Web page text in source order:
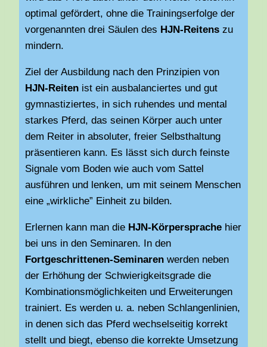
optimal gefördert, ohne die Trainingserfolge der
vorgenannten drei Säulen des HJN-Reitens zu
mindern.
Ziel der Ausbildung nach den Prinzipien von
HJN-Reiten ist ein ausbalanciertes und gut
gymnastiziertes, in sich ruhendes und mental
starkes Pferd, das seinen Körper auch unter
dem Reiter in absoluter, freier Selbsthaltung
präsentieren kann. Es lässt sich durch feinste
Signale vom Boden wie auch vom Sattel
ausführen und lenken, um mit seinem Menschen
eine „wirkliche” Einheit zu bilden.
Erlernen kann man die HJN-Körpersprache hier
bei uns in den Seminaren. In den
Fortgeschrittenen-Seminaren werden neben
der Erhöhung der Schwierigkeitsgrade die
Kombinationsmöglichkeiten und Erweiterungen
trainiert. Es werden u. a. neben Schlangenlinien,
in denen sich das Pferd wechselseitig korrekt
stellt und biegt, ebenso die korrekte Umsetzung